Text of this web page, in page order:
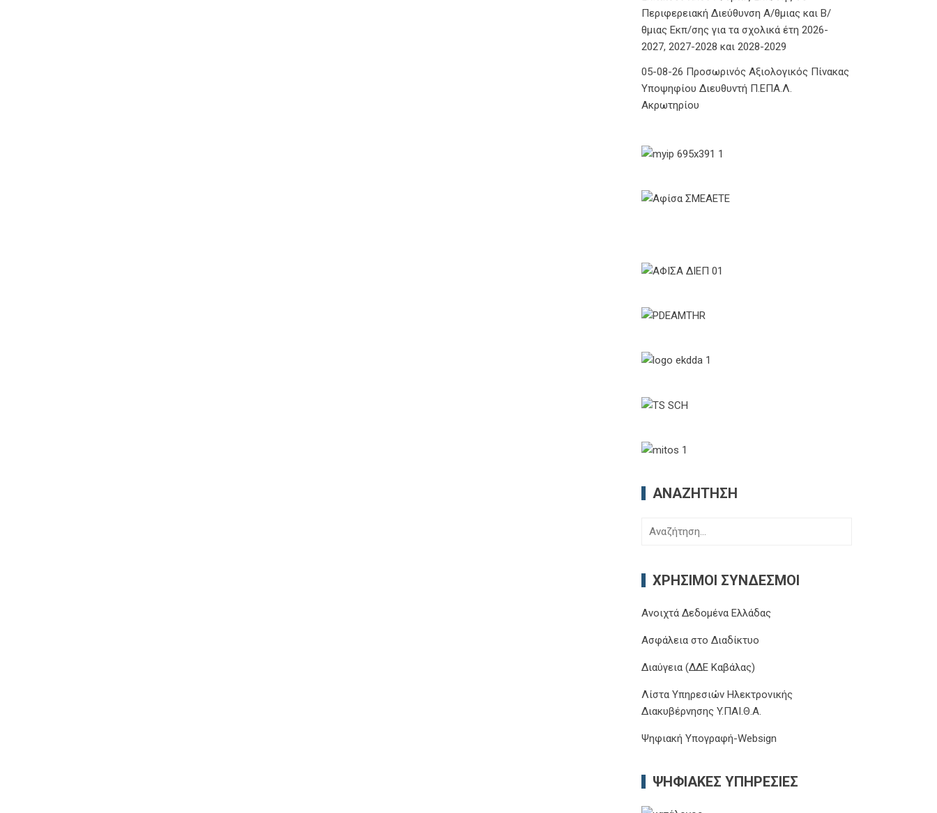
Περιφερειακή Διεύθυνση Α/θμιας και Β/
θμιας Εκπ/σης για τα σχολικά έτη 2026-
2027, 2027-2028 και 2028-2029
05-08-26 Προσωρινός Αξιολογικός Πίνακας
Υποψηφίου Διευθυντή Π.ΕΠΑ.Λ.
Ακρωτηρίου
ΑΝΑΖΉΤΗΣΗ
Αναζήτηση
ΧΡΉΣΙΜΟΙ ΣΎΝΔΕΣΜΟΙ
Ανοιχτά Δεδομένα Ελλάδας
Ασφάλεια στο Διαδίκτυο
Διαύγεια (ΔΔΕ Καβάλας)
Λίστα Υπηρεσιών Ηλεκτρονικής
Διακυβέρνησης Y.ΠΑΙ.Θ.Α.
Ψηφιακή Υπογραφή-Websign
ΨΗΦΙΑΚΈΣ ΥΠΗΡΕΣΊΕΣ